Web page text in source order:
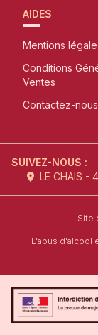
AIDES
Mentions
Conditions
Ventes
Contactez-nous
SUIVEZ-NOUS :
LE CHAIS -
Site
L'abus d'alcool